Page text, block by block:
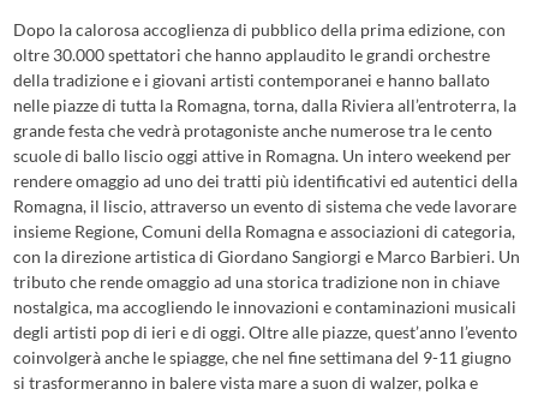
Dopo la calorosa accoglienza di pubblico della prima edizione, con
oltre 30.000 spettatori che hanno applaudito le grandi orchestre
della tradizione e i giovani artisti contemporanei e hanno ballato
nelle piazze di tutta la Romagna, torna, dalla Riviera all’entroterra, la
grande festa che vedrà protagoniste anche numerose tra le cento
scuole di ballo liscio oggi attive in Romagna. Un intero weekend per
rendere omaggio ad uno dei tratti più identificativi ed autentici della
Romagna, il liscio, attraverso un evento di sistema che vede lavorare
insieme Regione, Comuni della Romagna e associazioni di categoria,
con la direzione artistica di Giordano Sangiorgi e Marco Barbieri. Un
tributo che rende omaggio ad una storica tradizione non in chiave
nostalgica, ma accogliendo le innovazioni e contaminazioni musicali
degli artisti pop di ieri e di oggi. Oltre alle piazze, quest’anno l’evento
coinvolgerà anche le spiagge, che nel fine settimana del 9-11 giugno
si trasformeranno in balere vista mare a suon di walzer, polka e